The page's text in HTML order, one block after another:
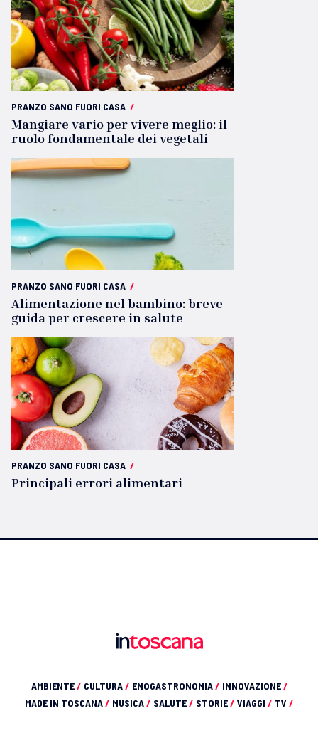
PRANZO SANO FUORI CASA /
Mangiare vario per vivere meglio: il
ruolo fondamentale dei vegetali
PRANZO SANO FUORI CASA /
Alimentazione nel bambino: breve
guida per crescere in salute
PRANZO SANO FUORI CASA /
Principali errori alimentari
AMBIENTE/ CULTURA/ ENOGASTRONOMIA/ INNOVAZIONE/
MADE IN TOSCANA/ MUSICA/ SALUTE/ STORIE/ VIAGGI / TV /